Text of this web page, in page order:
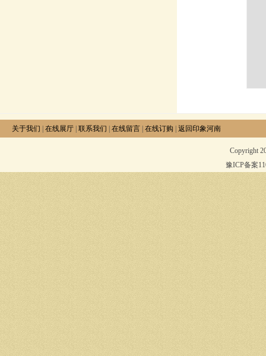
关于我们 | 在线展厅 | 联系我们 | 在线留言 | 在线订购 | 返回印象河南
Copyright
豫ICP备案